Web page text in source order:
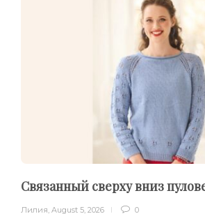
Связанный сверху вниз
Лилия, August 5, 2026 0